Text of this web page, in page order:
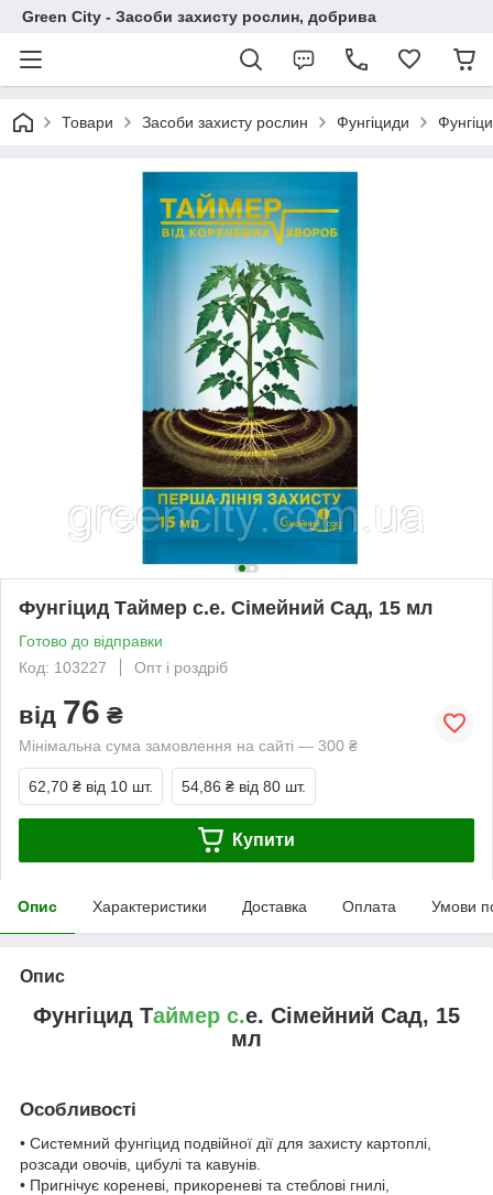
Green City - Засоби захисту рослин, добрива
Товари Засоби захисту рослин Фунгіциди
Фунгіцид Таймер с.е. Сімейний Сад, 15 мл
Готово до відправки
Код: 103227
Опт і роздріб
від 76 ₴
Мінімальна сума замовлення на сайті — 300 ₴
62,70 ₴ від 10 шт. 54,86 ₴ від 80 шт.
Купити
Опис Характеристики Доставка Оплата Умови
Опис
Фунгіцид Таймер с.е. Сімейний Сад, 15
мл
Особливості
• Системний фунгіцид подвійної дії для захисту картоплі,
розсади овочів, цибулі та кавунів.
• Пригнічує кореневі, прикореневі та стеблові гнилі,